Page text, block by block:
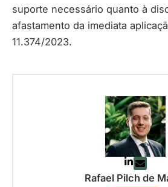
suporte necessário quanto à
afastamento da imediata
11.374/2023.
Rafael Pilch de